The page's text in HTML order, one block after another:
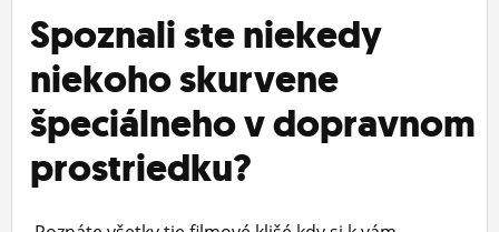
ČINŽIAK
FÓRUM
STATUSY
BLOGY
Spoznali ste niekedy
niekoho skurvene
špeciálneho v dopravnom
prostriedku?